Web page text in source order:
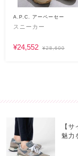
A.P.C. アーペーセー
スニーカー
¥24,552 ¥28,600
【
魅力